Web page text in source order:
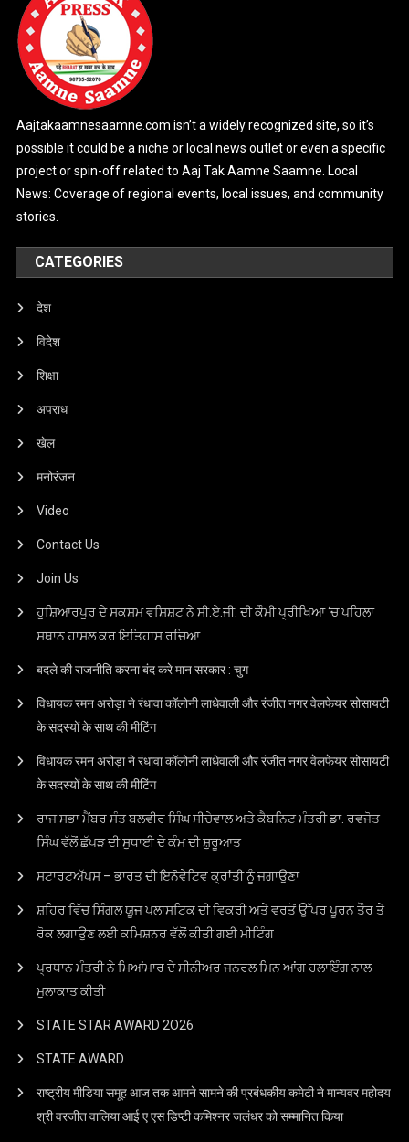
Aajtakaamnesaamne.com isn’t a widely recognized site, so it’s
possible it could be a niche or local news outlet or even a specific
project or spin-off related to Aaj Tak Aamne Saamne. Local
News: Coverage of regional events, local issues, and community
stories.
CATEGORIES
देश
विदेश
शिक्षा
अपराध
खेल
मनोरंजन
Video
Contact Us
Join Us
ਹੁਸ਼ਿਆਰਪੁਰ ਦੇ ਸਕਸ਼ਮ ਵਸ਼ਿਸ਼ਟ ਨੇ ਸੀ.ਏ.ਜੀ. ਦੀ ਕੌਮੀ ਪ੍ਰੀਖਿਆ ‘ਚ ਪਹਿਲਾ
ਸਥਾਨ ਹਾਸਲ ਕਰ ਇਤਿਹਾਸ ਰਚਿਆ
बदले की राजनीति करना बंद करे मान सरकार : चुग
विधायक रमन अरोड़ा ने रंधावा कॉलोनी लाधेवाली और रंजीत नगर वेलफेयर सोसायटी
के सदस्यों के साथ की मीटिंग
विधायक रमन अरोड़ा ने रंधावा कॉलोनी लाधेवाली और रंजीत नगर वेलफेयर सोसायटी
के सदस्यों के साथ की मीटिंग
ਰਾਜ ਸਭਾ ਮੈਂਬਰ ਸੰਤ ਬਲਵੀਰ ਸਿੰਘ ਸੀਚੇਵਾਲ ਅਤੇ ਕੈਬਨਿਟ ਮੰਤਰੀ ਡਾ. ਰਵਜੋਤ
ਸਿੰਘ ਵੱਲੋਂ ਛੱਪੜ ਦੀ ਸੁਧਾਈ ਦੇ ਕੰਮ ਦੀ ਸ਼ੁਰੂਆਤ
ਸਟਾਰਟਅੱਪਸ – ਭਾਰਤ ਦੀ ਇਨੋਵੇਟਿਵ ਕ੍ਰਾਂਤੀ ਨੂੰ ਜਗਾਉਣਾ
ਸ਼ਹਿਰ ਵਿੱਚ ਸਿੰਗਲ ਯੂਜ ਪਲਾਸਟਿਕ ਦੀ ਵਿਕਰੀ ਅਤੇ ਵਰਤੋਂ ਉੱਪਰ ਪੂਰਨ ਤੌਰ ਤੇ
ਰੋਕ ਲਗਾਉਣ ਲਈ ਕਮਿਸ਼ਨਰ ਵੱਲੋਂ ਕੀਤੀ ਗਈ ਮੀਟਿੰਗ
ਪ੍ਰਧਾਨ ਮੰਤਰੀ ਨੇ ਮਿਆਂਮਾਰ ਦੇ ਸੀਨੀਅਰ ਜਨਰਲ ਮਿਨ ਆਂਗ ਹਲਾਇੰਗ ਨਾਲ
ਮੁਲਾਕਾਤ ਕੀਤੀ
STATE STAR AWARD 2O26
STATE AWARD
राष्ट्रीय मीडिया समूह आज तक आमने सामने की प्रबंधकीय कमेटी ने मान्यवर महोदय
श्री वरजीत वालिया आई ए एस डिप्टी कमिश्नर जलंधर को सम्मानित किया